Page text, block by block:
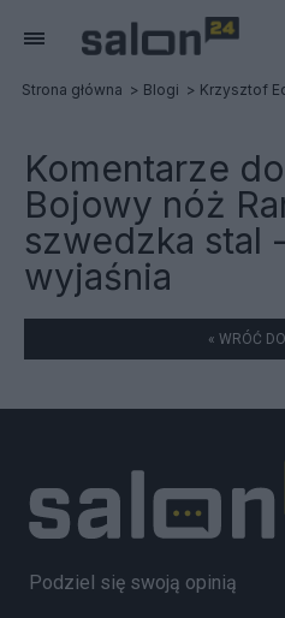
Strona główna Blogi Krzysztof
Komentarze
Bojowy nóż
szwedzka stal
wyjaśnia
« WRÓĆ
Podziel się swoją opinią